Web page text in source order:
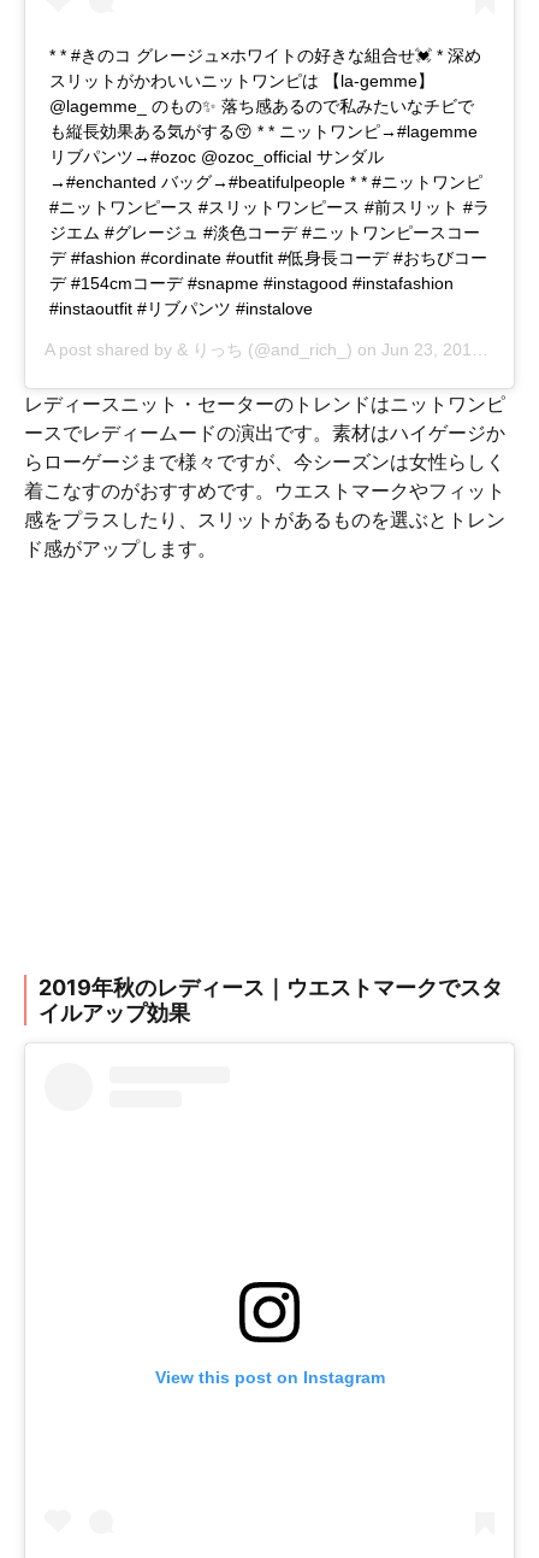
* * #きのコ グレージュ×ホワイトの好きな組合せ💓 * 深め
スリットがかわいいニットワンピは 【la-gemme】
@lagemme_ のもの✨ 落ち感あるので私みたいなチビで
も縦長効果ある気がする😚 * * ニットワンピ→#lagemme
リブパンツ→#ozoc @ozoc_official サンダル
→#enchanted バッグ→#beatifulpeople * * #ニットワンピ
#ニットワンピース #スリットワンピース #前スリット #ラ
ジエム #グレージュ #淡色コーデ #ニットワンピースコー
デ #fashion #cordinate #outfit #低身長コーデ #おちびコー
デ #154cmコーデ #snapme #instagood #instafashion
#instaoutfit #リブパンツ #instalove
A post shared by & りっち (@and_rich_) on Jun 23, 2019 at 7:37pm PDT
レディースニット・セーターのトレンドはニットワンピ
ースでレディームードの演出です。素材はハイゲージか
らローゲージまで様々ですが、今シーズンは女性らしく
着こなすのがおすすめです。ウエストマークやフィット
感をプラスしたり、スリットがあるものを選ぶとトレン
ド感がアップします。
2019年秋のレディース｜ウエストマークでスタ
イルアップ効果
View this post on Instagram